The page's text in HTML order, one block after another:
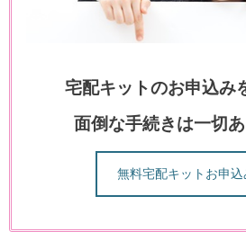
宅配キットのお申込み
面倒な手続きは一切あ
無料宅配キットお申込